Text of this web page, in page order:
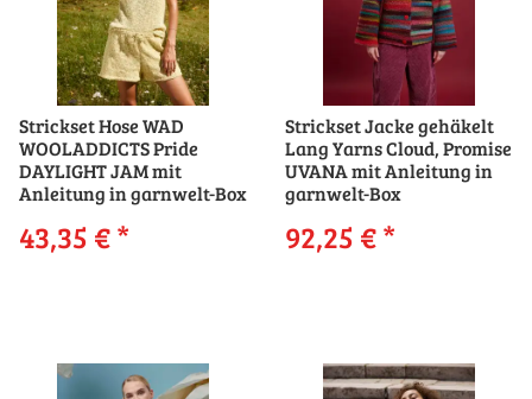
Strickset Hose WAD
WOOLADDICTS Pride
DAYLIGHT JAM mit
Anleitung in garnwelt-Box
43,35 €*
Strickset Jacke gehäkelt
Lang Yarns Cloud, Promise
UVANA mit Anleitung in
garnwelt-Box
92,25 €*